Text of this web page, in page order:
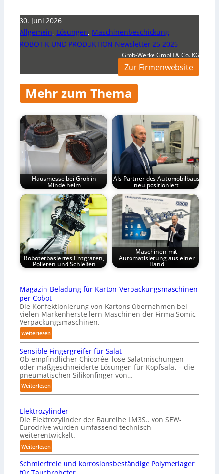
30. Juni 2026
Allgemein, Lösungen, Maschinenbeschickung
ROBOTIK UND PRODUKTION Newsletter 25 2026
Grob-Werke GmbH & Co. KG
Zur Firmenwebsite
Mehr zum Thema
Hausmesse bei Grob in
Mindelheim
Als Partner des Automobilbaus
neu positioniert
Roboterbasiertes Entgraten,
Polieren und Schleifen
Maschinen mit
Automatisierung aus einer
Hand
Magazin-Beladung für Karton-Verpackungsmaschinen
per Cobot
Die Konfektionierung von Kartons übernehmen bei
vielen Markenherstellern Maschinen der Firma Somic
Verpackungsmaschinen.
Weiterlesen:
M
a
g
a
z
i
-
e
l
d
u
n
Sensible Fingergreifer für Salat
Ob empfindlicher Chicorée, lose Salatmischungen
oder maßgeschneiderte Lösungen für Kopfsalat – die
pneumatischen Silikonfinger von…
Weiterlesen:
S
n
s
i
b
l
Elektrozylinder
Die Elektrozylinder der Baureihe LM3S.. von SEW-
Eurodrive wurden umfassend technisch
weiterentwickelt.
Weiterlesen:
E
l
Schmierfreie und korrosionsbeständige Polymerlager